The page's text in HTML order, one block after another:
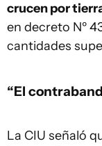
crucen por
en decreto Nº
cantidades
“El
La CIU señaló